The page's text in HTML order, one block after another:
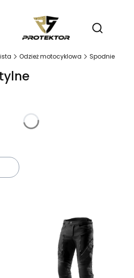
Otwórz
Odzież motocyklowa Spodnie